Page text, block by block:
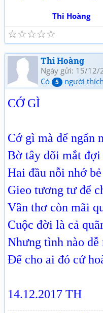
Thi Hoàng
☆
☆
☆
☆
☆
Thi Hoàng
Ngày gửi: 15/12/
Có
5 người thích
CỚ GÌ
Cớ gì mà để ngẩn
Bờ tây dõi mắt đợi
Hai đầu nỗi nhớ
Gieo tương tư để
Vần thơ còn mãi
Cuộc đời là cả
Nhưng tình nào dễ
Để cho ai đó cứ
14.12.2017 TH